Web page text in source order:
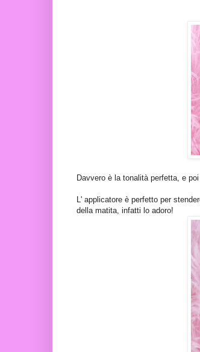
Davvero è la tonalità perfetta, e
L' applicatore è perfetto per
della matita, infatti lo adoro!